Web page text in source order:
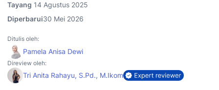
Tayang 14 Agustus 2025
Diperbarui30 Mei 2026
Ditulis oleh:
Pamela Anisa Dewi
Direview oleh:
Tri Anita Rahayu, S.Pd., M.Ikom